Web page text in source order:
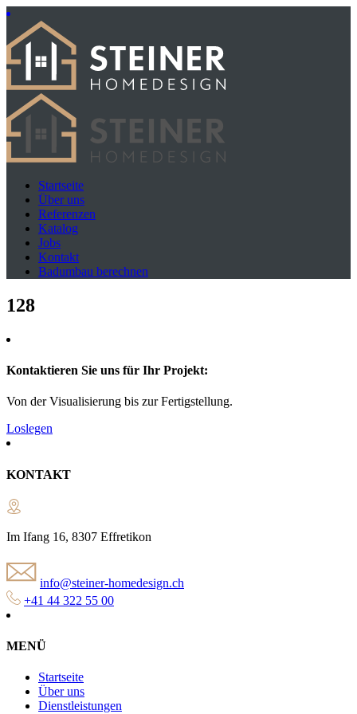
Startseite
Über uns
Referenzen
Katalog
Jobs
Kontakt
Badumbau berechnen
128
Kontaktieren Sie uns für Ihr Projekt:
Von der Visualisierung bis zur Fertigstellung.
Loslegen
KONTAKT
Im Ifang 16, 8307 Effretikon
info@steiner-homedesign.ch
+41 44 322 55 00
MENÜ
Startseite
Über uns
Dienstleistungen